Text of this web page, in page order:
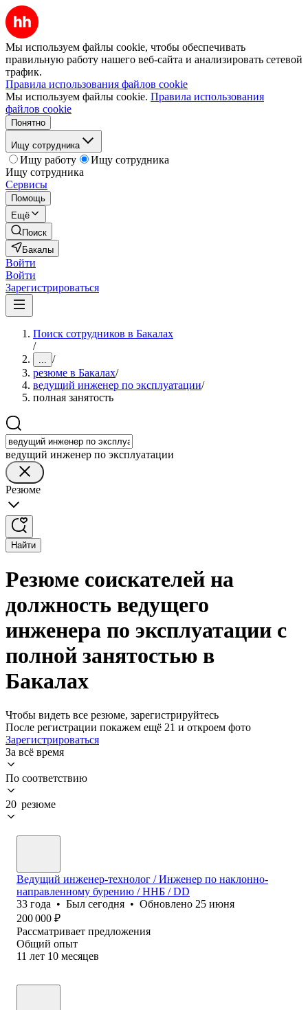
Мы используем файлы cookie, чтобы обеспечивать
правильную работу нашего веб-сайта и анализировать сетевой
трафик.
Правила использования файлов cookie
Мы используем файлы cookie. Правила использования
файлов cookie
Понятно
Ищу сотрудника
Ищу работу
Ищу сотрудника
Ищу сотрудника
Сервисы
Помощь
Ещё
Поиск
Бакалы
Войти
Войти
Зарегистрироваться
Поиск сотрудников в Бакалах
/
... /
резюме в Бакалах/
ведущий инженер по эксплуатации/
полная занятость
ведущий инженер по эксплуатации
Резюме
Найти
Резюме соискателей на
должность ведущего
инженера по эксплуатации с
полной занятостью в
Бакалах
Чтобы видеть все резюме, зарегистрируйтесь
После регистрации покажем ещё 21 и откроем фото
Зарегистрироваться
За всё время
По соответствию
20 резюме
Ведущий инженер-технолог / Инженер по наклонно-
направленному бурению / ННБ / DD
33 года • Был сегодня • Обновлено 25 июня
200 000 ₽
Рассматривает предложения
Общий опыт
11 лет 10 месяцев